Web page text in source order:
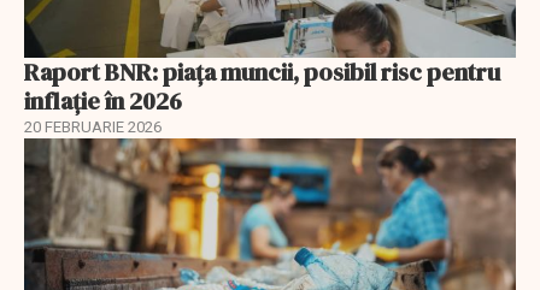
Raport BNR: piața muncii, posibil risc pentru
inflație în 2026
20 FEBRUARIE 2026